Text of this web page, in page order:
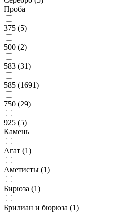
Проба
375 (5)
500 (2)
583 (31)
585 (1691)
750 (29)
925 (5)
Камень
Агат (1)
Аметисты (1)
Бирюза (1)
Брилиан и бюрюза (1)